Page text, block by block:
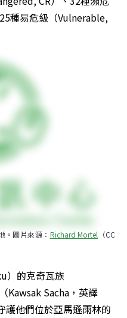
種易危級（Vulnerable,
。圖片來源： Richard Mortel （CC
）的克奇瓦族
Kawsak Sacha，英譯
他們位於亞馬遜雨林的